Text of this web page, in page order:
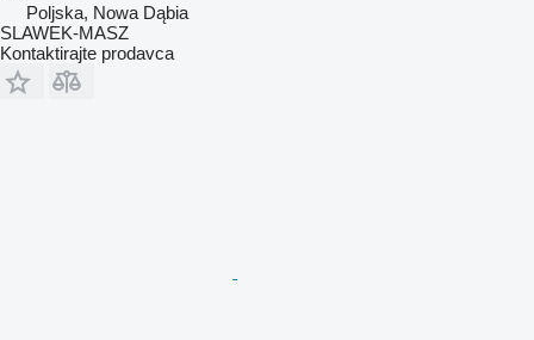
Poljska, Nowa Dąbia
SLAWEK-MASZ
Kontaktirajte prodavca